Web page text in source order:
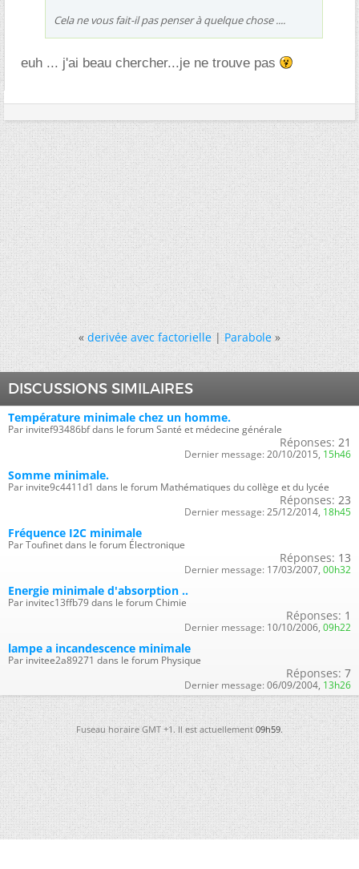
Cela ne vous fait-il pas penser à quelque chose ....
euh ... j'ai beau chercher...je ne trouve pas
« derivée avec factorielle|Parabole »
DISCUSSIONS SIMILAIRES
Température minimale chez un homme.
Par invitef93486bf dans le forum Santé et médecine générale
Réponses: 21
Dernier message: 20/10/2015, 15h46
Somme minimale.
Par invite9c4411d1 dans le forum Mathématiques du collège et du lycée
Réponses: 23
Dernier message: 25/12/2014, 18h45
Fréquence I2C minimale
Par Toufinet dans le forum Électronique
Réponses: 13
Dernier message: 17/03/2007, 00h32
Energie minimale d'absorption ..
Par invitec13ffb79 dans le forum Chimie
Réponses: 1
Dernier message: 10/10/2006, 09h22
lampe a incandescence minimale
Par invitee2a89271 dans le forum Physique
Réponses: 7
Dernier message: 06/09/2004, 13h26
Fuseau horaire GMT +1. Il est actuellement09h59.